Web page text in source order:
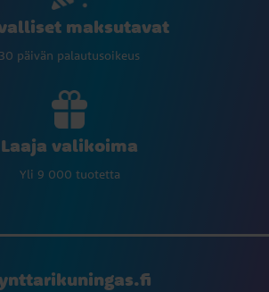
maksutavat
30 päivän palautusoikeus
Laaja valikoima
Yli 9 000 tuotetta